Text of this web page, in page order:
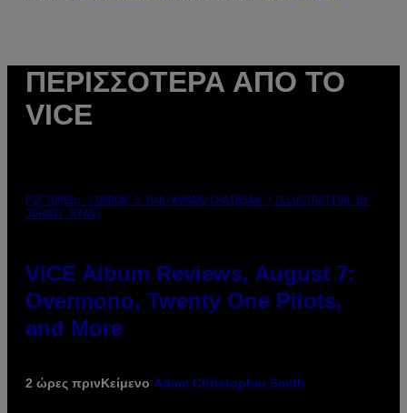
ΠΕΡΙΣΣΌΤΕΡΑ ΑΠΌ ΤΟ
VICE
PICTURED: LONDON'S MAN/WOMAN/CHAINSAW (ILLUSTRATION BY
JOHNNY RYAN)
VICE Album Reviews, August 7:
Overmono, Twenty One Pilots,
and More
2 ώρες πρινΚείμενο Adam Christopher Smith